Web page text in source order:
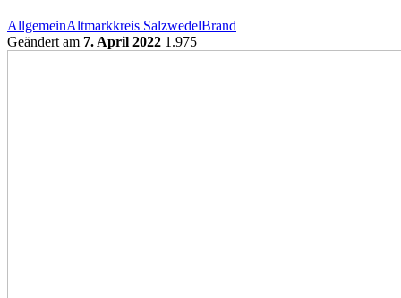
AllgemeinAltmarkkreis SalzwedelBrand
Geändert am 7. April 2022 1.975